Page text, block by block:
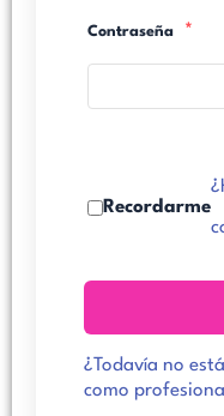
Contraseña *
Recordarme
¿Todavía no
como